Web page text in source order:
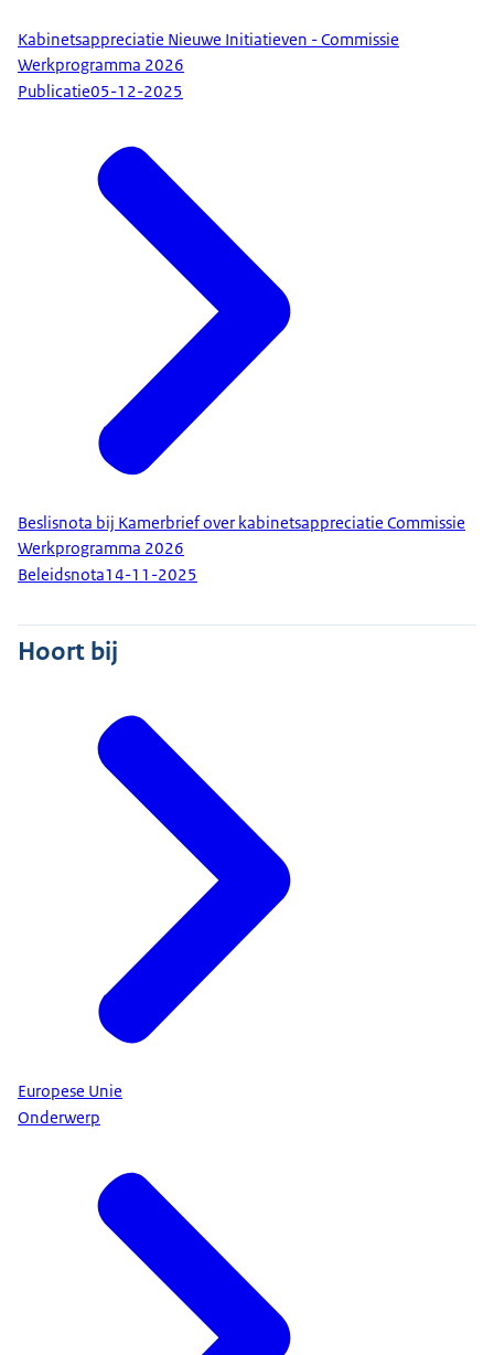
Kabinetsappreciatie Nieuwe Initiatieven - Commissie
Werkprogramma 2026
Publicatie05-12-2025
Beslisnota bij Kamerbrief over kabinetsappreciatie Commissie
Werkprogramma 2026
Beleidsnota14-11-2025
Hoort bij
Europese Unie
Onderwerp